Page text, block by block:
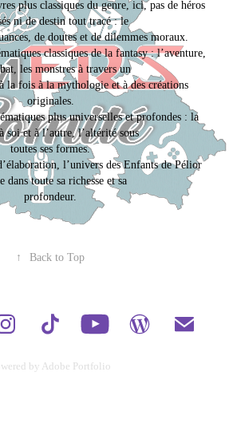
plus classiques du genre, ici, pas de héros
ni de destin tout tracé : le
de doutes et de dilemmes moraux.
classiques de la fantasy : l’aventure,
les monstres à travers un
la fois à la mythologie et à des créations
originales.
plus universelles et profondes : la
soi et à l’autre, l’altérité sous
toutes ses formes.
l’univers des Enfants de Pélior
dans toute sa richesse et sa
profondeur.
↑ Back to Top
by Adobe Portfolio